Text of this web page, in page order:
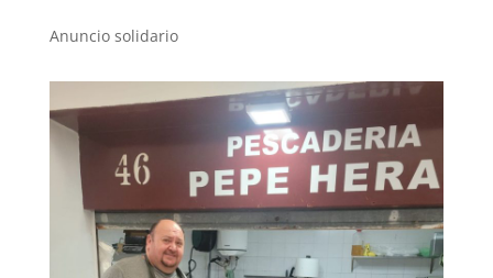
Anuncio solidario